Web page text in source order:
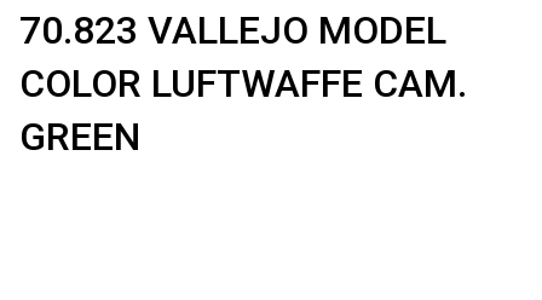
70.823 VALLEJO MODEL
COLOR LUFTWAFFE CAM.
GREEN